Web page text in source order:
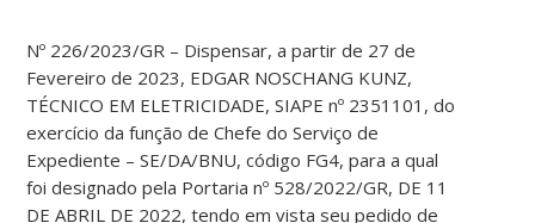
Nº 226/2023/GR – Dispensar, a partir de 27 de
Fevereiro de 2023, EDGAR NOSCHANG KUNZ,
TÉCNICO EM ELETRICIDADE, SIAPE nº 2351101, do
exercício da função de Chefe do Serviço de
Expediente – SE/DA/BNU, código FG4, para a qual
foi designado pela Portaria nº 528/2022/GR, DE 11
DE ABRIL DE 2022, tendo em vista seu pedido de